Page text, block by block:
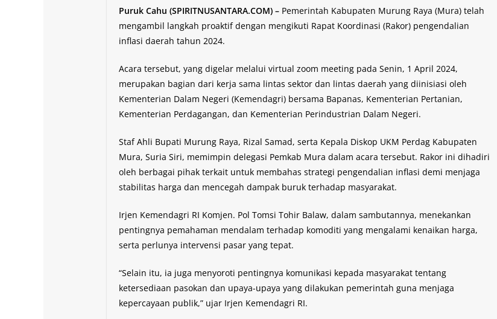
Puruk Cahu (SPIRITNUSANTARA.COM) – Pemerintah Kabupaten Murung Raya (Mura) telah
mengambil langkah proaktif dengan mengikuti Rapat Koordinasi (Rakor) pengendalian
inflasi daerah tahun 2024.
Acara tersebut, yang digelar melalui virtual zoom meeting pada Senin, 1 April 2024,
merupakan bagian dari kerja sama lintas sektor dan lintas daerah yang diinisiasi oleh
Kementerian Dalam Negeri (Kemendagri) bersama Bapanas, Kementerian Pertanian,
Kementerian Perdagangan, dan Kementerian Perindustrian Dalam Negeri.
Staf Ahli Bupati Murung Raya, Rizal Samad, serta Kepala Diskop UKM Perdag Kabupaten
Mura, Suria Siri, memimpin delegasi Pemkab Mura dalam acara tersebut. Rakor ini dihadiri
oleh berbagai pihak terkait untuk membahas strategi pengendalian inflasi demi menjaga
stabilitas harga dan mencegah dampak buruk terhadap masyarakat.
Irjen Kemendagri RI Komjen. Pol Tomsi Tohir Balaw, dalam sambutannya, menekankan
pentingnya pemahaman mendalam terhadap komoditi yang mengalami kenaikan harga,
serta perlunya intervensi pasar yang tepat.
“Selain itu, ia juga menyoroti pentingnya komunikasi kepada masyarakat tentang
ketersediaan pasokan dan upaya-upaya yang dilakukan pemerintah guna menjaga
kepercayaan publik,” ujar Irjen Kemendagri RI.